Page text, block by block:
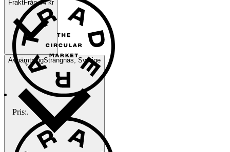
FraktFrån 44 kr
AvhämtningSträngnäs, Sverige
Pris:.